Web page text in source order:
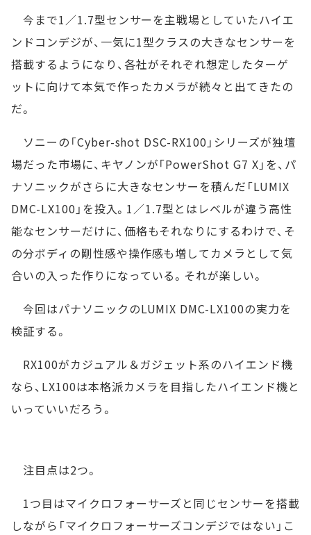
今まで1／1.7型センサーを主戦場としていたハイエ
ンドコンデジが、一気に1型クラスの大きなセンサーを
搭載するようになり、各社がそれぞれ想定したターゲ
ットに向けて本気で作ったカメラが続々と出てきたの
だ。
ソニーの「Cyber-shot DSC-RX100」シリーズが独壇
場だった市場に、キヤノンが「PowerShot G7 X」を、パ
ナソニックがさらに大きなセンサーを積んだ「LUMIX
DMC-LX100」を投入。1／1.7型とはレベルが違う高性
能なセンサーだけに、価格もそれなりにするわけで、そ
の分ボディの剛性感や操作感も増してカメラとして気
合いの入った作りになっている。それが楽しい。
今回はパナソニックのLUMIX DMC-LX100の実力を
検証する。
RX100がカジュアル＆ガジェット系のハイエンド機
なら、LX100は本格派カメラを目指したハイエンド機と
いっていいだろう。
注目点は2つ。
1つ目はマイクロフォーサーズと同じセンサーを搭載
しながら「マイクロフォーサーズコンデジではない」こ